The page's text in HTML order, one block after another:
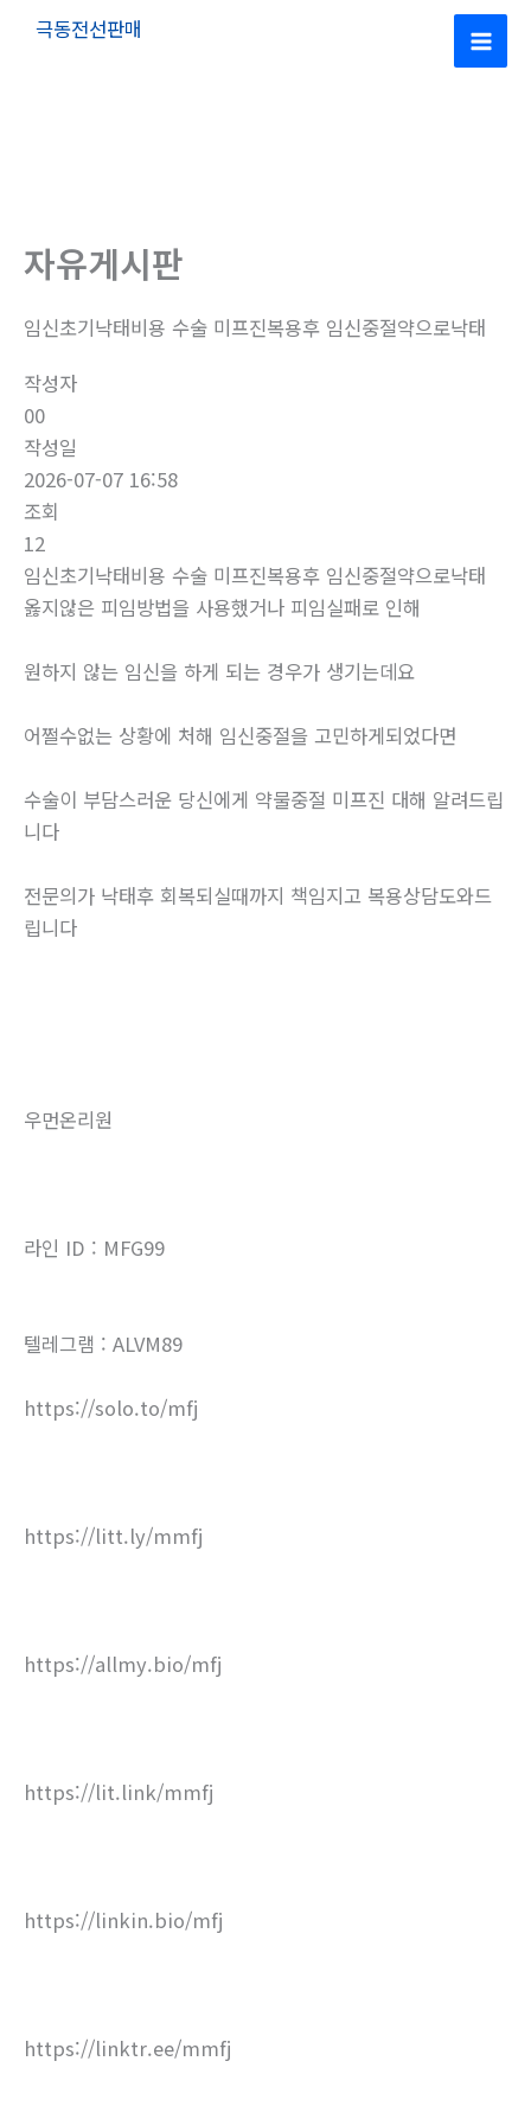
극동전선판매
Main
자유게시판
임신초기낙태비용 수술 미프진복용후 임신중절약으로낙­태
작성자
00
작성일
2026-07-07 16:58
조회
12
임신초기낙태비용 수술 미프진복용후 임신중절약으로낙­태
옳지않은 피임방법을 사용했거나 피임실패로 인해
원하지 않는 임신을 하게 되는 경우가 생기는데요
어쩔수없는 상황에 처해 임신중절을 고민하게되었다면
수술이 부담스러운 당신에게 약물중절 미프진 대해 알려드립
니다
전문의가 낙태후 회복되실때까지 책임지고 복용상담도와드
립니다
우먼온리원
라인 ID : MFG99
텔레그램 : ALVM89
https://solo.to/mfj
https://litt.ly/mmfj
https://allmy.bio/mfj
https://lit.link/mmfj
https://linkin.bio/mfj
https://linktr.ee/mmfj